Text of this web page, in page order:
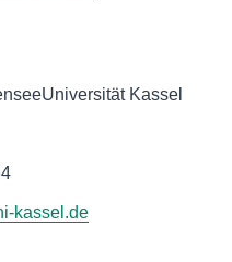
Kassel
kassel.de